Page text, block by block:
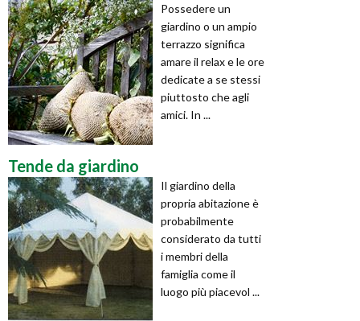
Possedere un
giardino o un ampio
terrazzo significa
amare il relax e le ore
dedicate a se stessi
piuttosto che agli
amici. In ...
Tende da giardino
Il giardino della
propria abitazione è
probabilmente
considerato da tutti
i membri della
famiglia come il
luogo più piacevol ...